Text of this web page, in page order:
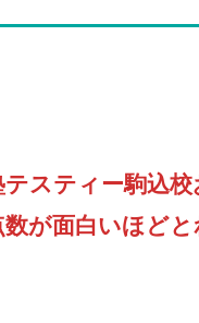
テスティー駒込
が面白いほどと